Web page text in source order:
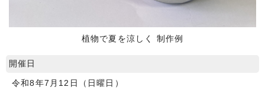
植物で夏を涼しく 制作例
開催日
令和8年7月12日（日曜日）